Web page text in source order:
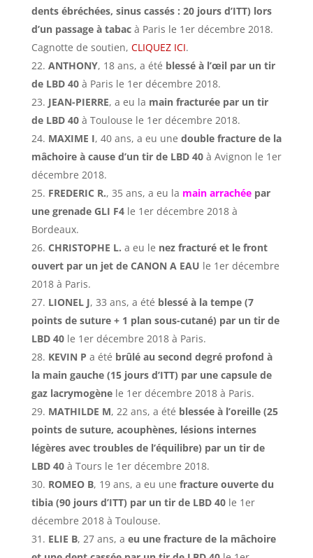
dents ébréchées, sinus cassés : 20 jours d’ITT) lors
d’un passage à tabacà Paris le 1er décembre 2018.
Cagnotte de soutien, CLIQUEZ ICI.
ANTHONY, 18 ans, a été blessé à l’œil par un tir
de LBD 40à Paris le 1er décembre 2018.
JEAN-PIERRE, a eu la main fracturée par un tir
de LBD 40à Toulouse le 1er décembre 2018.
MAXIME I, 40 ans, a eu une double fracture de la
mâchoire à cause d’un tir de LBD 40à Avignon le 1er
décembre 2018.
FREDERIC R., 35 ans, a eu la main arrachéepar
une grenade GLI F4le 1er décembre 2018 à
Bordeaux.
CHRISTOPHE L. a eu le nez fracturé et le front
ouvert par un jet de CANON A EAU le 1er décembre
2018 à Paris.
LIONEL J, 33 ans, a été blessé à la tempe (7
points de suture + 1 plan sous-cutané) par un tir de
LBD 40le 1er décembre 2018 à Paris.
KEVIN P a été brûlé au second degré profond à
la main gauche (15 jours d’ITT) par une capsule de
gaz lacrymogènele 1er décembre 2018 à Paris.
MATHILDE M, 22 ans, a été blessée à l’oreille (25
points de suture, acouphènes, lésions internes
légères avec troubles de l’équilibre) par un tir de
LBD 40à Tours le 1er décembre 2018.
ROMEO B, 19 ans, a eu une fracture ouverte du
tibia (90 jours d’ITT) par un tir de LBD 40le 1er
décembre 2018 à Toulouse.
ELIE B, 27 ans, a eu une fracture de la mâchoire